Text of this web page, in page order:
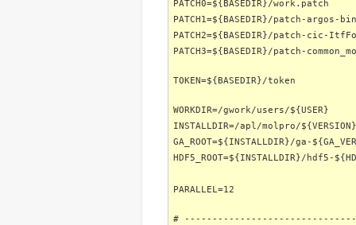
PATCH0=${BASEDIR}/work.patch
PATCH1=${BASEDIR}/patch-argos-
PATCH2=${BASEDIR}/patch-cic-
PATCH3=${BASEDIR}/patch-
TOKEN=${BASEDIR}/token
WORKDIR=/gwork/users/${USER}
INSTALLDIR=/apl/molpro/${VERSION}
GA_ROOT=${INSTALLDIR}/ga-
HDF5_ROOT=${INSTALLDIR}/hdf5-
PARALLEL=12
#